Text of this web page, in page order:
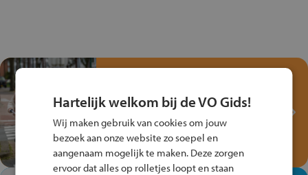
Fiets Veilig
Verkeersspel!
Speel het Fiets Veilig Verkeersspel
en win een Cortina-fiets!
Hartelijk welkom bij de VO Gids!
Wij maken gebruik van cookies om jouw
bezoek aan onze website zo soepel en
aangenaam mogelijk te maken. Deze zorgen
ervoor dat alles op rolletjes loopt en staan